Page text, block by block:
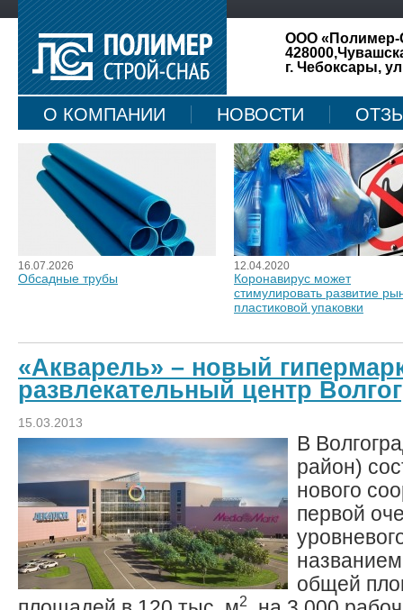
ООО «Полимер-
г. Чебоксары,
О КОМПАНИИ НОВОСТИ
КАРТА САЙТА
16.07.2026
Обсадные трубы
12.04.2020
Коронавирус может
стимулировать развитие
пластиковой упаковки
«Акварель» – новый
развлекательный центр
15.03.2013
В
район)
нового
первой
общей
2